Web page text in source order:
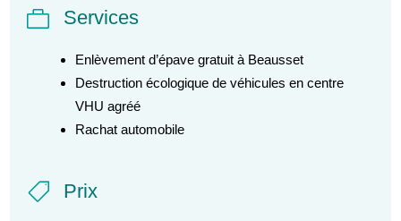
 Services
Enlèvement d’épave gratuit à Beausset
Destruction écologique de véhicules en centre
VHU agréé
Rachat automobile
 Prix